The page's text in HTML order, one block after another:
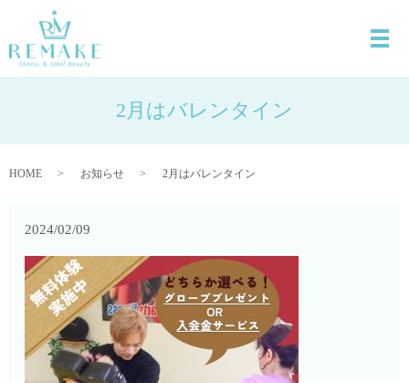
2月はバレンタイン
HOME お知らせ 2月はバレンタイン
2024/02/09